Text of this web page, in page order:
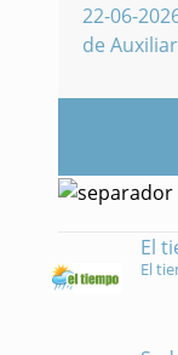
22-06-
de
El
El